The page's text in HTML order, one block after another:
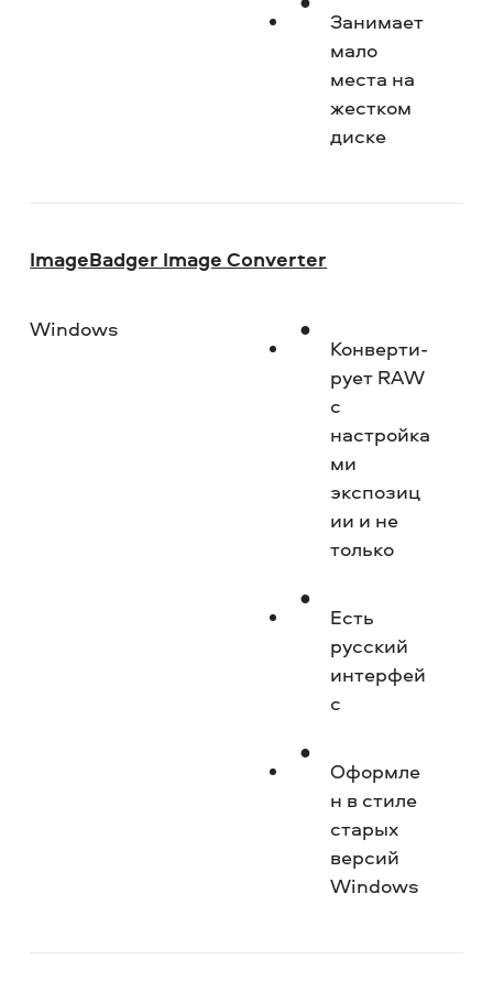
Занимает
мало
места на
жестком
диске
ImageBadger Image Converter
Windows
Конверти­
рует RAW
с
настройка
ми
экспозиц
ии и не
только
Есть
русский
интерфей
с
Оформле
н в стиле
старых
версий
Windows